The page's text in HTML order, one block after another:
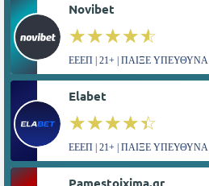
Novibet
☆☆☆☆☆
★★★★★
ΕΕΕΠ | 21+ | ΠΑΙΞΕ ΥΠΕΥΘΥΝΑ
Elabet
☆☆☆☆☆
★★★★★
ΕΕΕΠ | 21+ | ΠΑΙΞΕ ΥΠΕΥΘΥΝΑ
Pamestoixima.gr